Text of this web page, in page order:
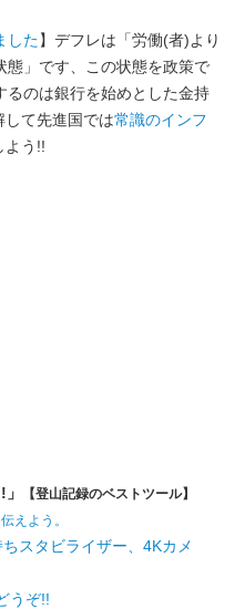
した】デフレは「労働(者)より
態」です、この状態を政策で
るのは銀行を始めとした金持
て先進国では常識のインフ
よう!!
【登山記録のベストツール】
えよう。
スタビライザー、4Kカメ
うぞ!!